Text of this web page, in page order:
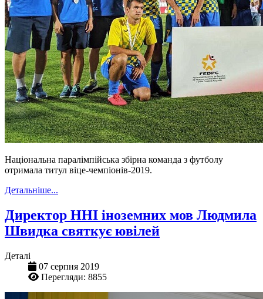
Національна паралімпійська збірна команда з футболу
отримала титул віце-чемпіонів-2019.
Детальніше...
Директор ННІ іноземних мов Людмила
Швидка святкує ювілей
Деталі
07 серпня 2019
Перегляди: 8855